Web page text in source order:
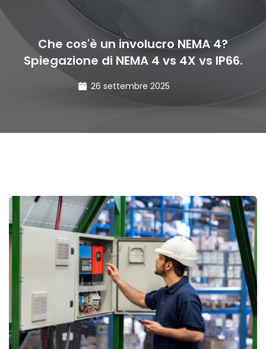
Che cos'è un involucro NEMA 4?
Spiegazione di NEMA 4 vs 4X vs IP66.
26 settembre 2025